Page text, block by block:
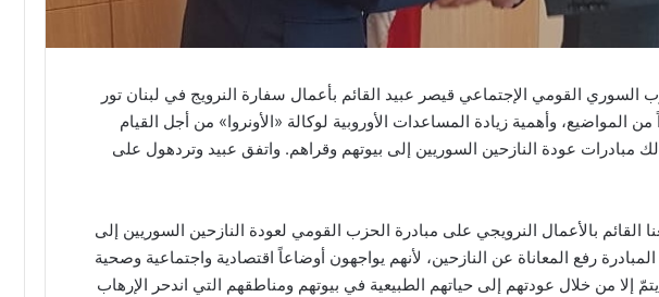
السوري القومي الإجتماعي قيصر عبيد القائم بأعمال سفارة النرويج في لبنان تور
وأهمية زيادة المساعدات الأوروبية لوكالة «الأونروا» من أجل القيام
مبادرات عودة النازحين السوريين إلى بيوتهم وقراهم. واتفق عبيد وتردهول على
القائم بالأعمال النرويجي على مبادرة الحزب القومي لعودة النازحين السوريين إلى
رفع المعاناة عن النازحين، لأنهم يواجهون أوضاعاً اقتصادية واجتماعية وصحية
إلا من خلال عودتهم إلى حياتهم الطبيعية في بيوتهم ومناطقهم التي اندحر الإرهاب